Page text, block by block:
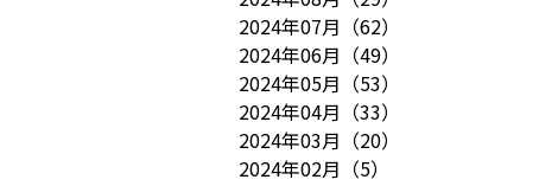
2024年07月 （62）
2024年06月 （49）
2024年05月 （53）
2024年04月 （33）
2024年03月 （20）
2024年02月 （5）